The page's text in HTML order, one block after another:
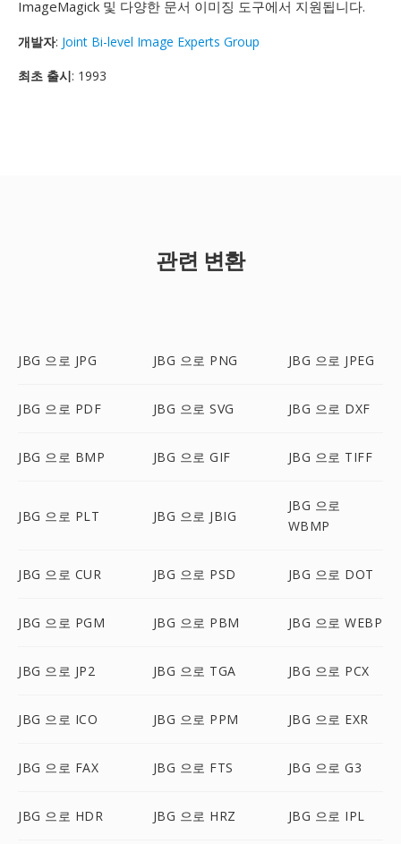
ImageMagick 및 다양한 문서 이미징 도구에서 지원됩니다.
개발자: Joint Bi-level Image Experts Group
최초 출시: 1993
관련 변환
JBG 으로 JPG JBG 으로 PNG JBG 으로 JPEG
JBG 으로 PDF JBG 으로 SVG JBG 으로 DXF
JBG 으로 BMP JBG 으로 GIF JBG 으로 TIFF
JBG 으로 PLT JBG 으로 JBIG
JBG 으로
WBMP
JBG 으로 CUR JBG 으로 PSD JBG 으로 DOT
JBG 으로 PGM JBG 으로 PBM JBG 으로 WEBP
JBG 으로 JP2 JBG 으로 TGA JBG 으로 PCX
JBG 으로 ICO JBG 으로 PPM JBG 으로 EXR
JBG 으로 FAX JBG 으로 FTS JBG 으로 G3
JBG 으로 HDR JBG 으로 HRZ JBG 으로 IPL